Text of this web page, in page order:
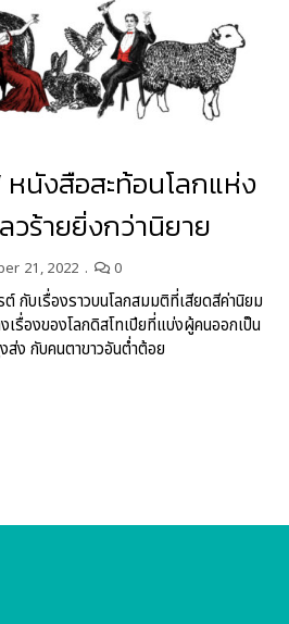
หนังสือสะท้อนโลกแห่ง
วร้ายยิ่งกว่านิยาย
21, 2022 0
กับเรื่องราวบนโลกสมมติที่เสียดสีค่านิยม
เรื่องของโลกดิสโทเปียที่แบ่งผู้คนออกเป็น
ส่ง กับคนตาขาวอันต่ำต้อย